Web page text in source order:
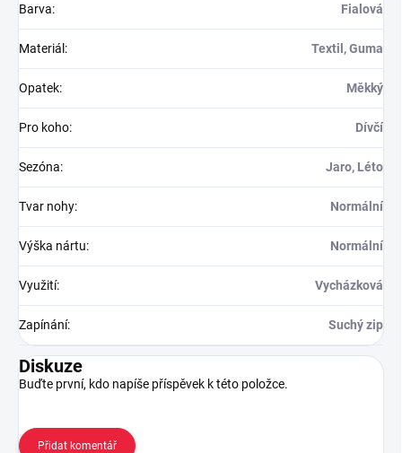
Barva: Fialová
Materiál : Textil, Guma
Opatek: Měkký
Pro koho: Dívčí
Sezóna: Jaro, Léto
Tvar nohy: Normální
Výška nártu: Normální
Využití: Vycházková
Zapínání: Suchý zip
Diskuze
Buďte první, kdo napíše příspěvek k této položce.
Přidat komentář